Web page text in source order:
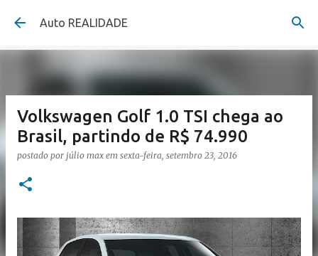
Pular para o conteúdo principal
Auto REALIDADE
Volkswagen Golf 1.0 TSI chega ao
Brasil, partindo de R$ 74.990
postado por júlio max em sexta-feira, setembro 23, 2016